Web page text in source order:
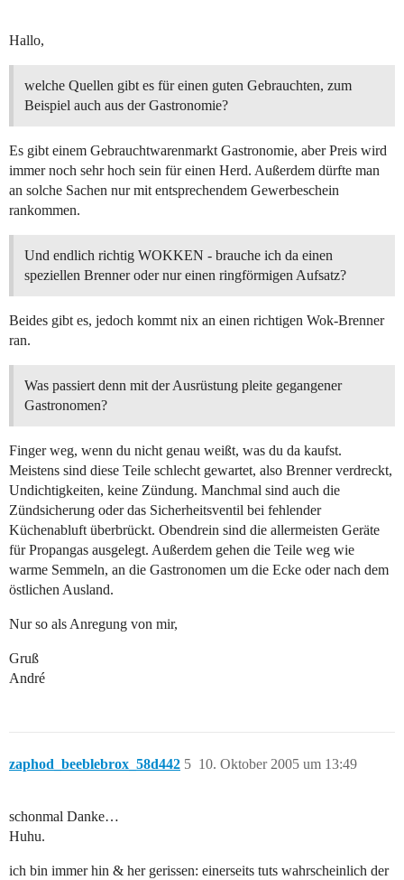
Hallo,
welche Quellen gibt es für einen guten Gebrauchten, zum
Beispiel auch aus der Gastronomie?
Es gibt einem Gebrauchtwarenmarkt Gastronomie, aber Preis wird
immer noch sehr hoch sein für einen Herd. Außerdem dürfte man
an solche Sachen nur mit entsprechendem Gewerbeschein
rankommen.
Und endlich richtig WOKKEN - brauche ich da einen
speziellen Brenner oder nur einen ringförmigen Aufsatz?
Beides gibt es, jedoch kommt nix an einen richtigen Wok-Brenner
ran.
Was passiert denn mit der Ausrüstung pleite gegangener
Gastronomen?
Finger weg, wenn du nicht genau weißt, was du da kaufst.
Meistens sind diese Teile schlecht gewartet, also Brenner verdreckt,
Undichtigkeiten, keine Zündung. Manchmal sind auch die
Zündsicherung oder das Sicherheitsventil bei fehlender
Küchenabluft überbrückt. Obendrein sind die allermeisten Geräte
für Propangas ausgelegt. Außerdem gehen die Teile weg wie
warme Semmeln, an die Gastronomen um die Ecke oder nach dem
östlichen Ausland.
Nur so als Anregung von mir,
Gruß
André
zaphod_beeblebrox_58d442 10. Oktober 2005 um 13:49
5
schonmal Danke…
Huhu.
ich bin immer hin & her gerissen: einerseits tuts wahrscheinlich der